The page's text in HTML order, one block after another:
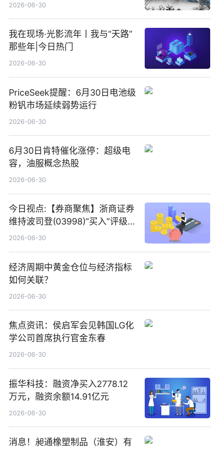
2026-06-30
我在现场·光影流年丨我与“天路”
那些年|今日热门
2026-06-30
PriceSeek提醒：6月30日电池级
粉钒市场延续弱势运行
2026-06-30
6月30日肯特催化涨停：超级电
容，油服概念热股
2026-06-30
今日视点:【券商聚焦】浙商证券
维持波司登(03998)“买入”评级
指其业绩高质量稳增长
2026-06-30
经济周期中黄金仓位与经济指标
如何关联？
2026-06-30
焦点资讯：侯启军会见韩国LG化
学公司首席执行官金东春
2026-06-30
振华科技：融资净买入2778.12
万元，融资余额14.91亿元
2026-06-30
消息！昶通橡塑制品（淮安）有